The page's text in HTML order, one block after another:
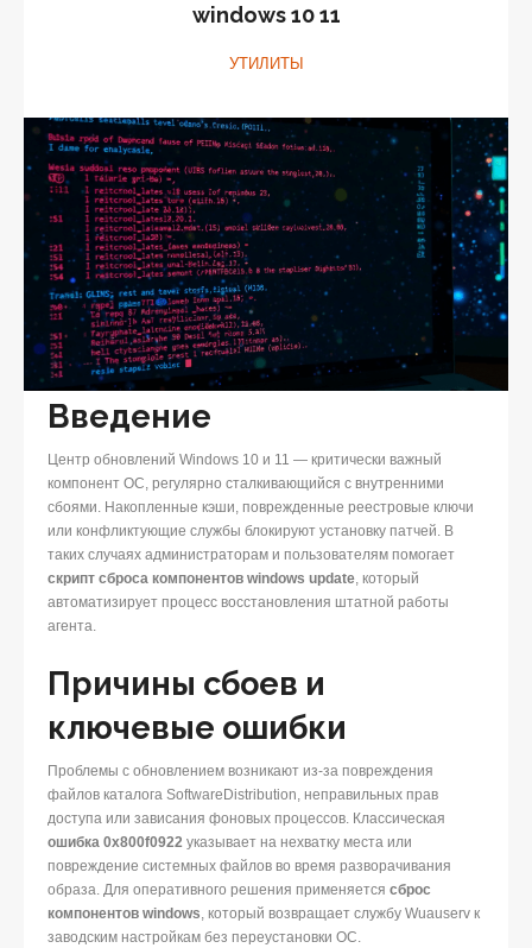
windows 10 11
УТИЛИТЫ
Введение
Центр обновлений Windows 10 и 11 — критически важный
компонент ОС, регулярно сталкивающийся с внутренними
сбоями. Накопленные кэши, поврежденные реестровые ключи
или конфликтующие службы блокируют установку патчей. В
таких случаях администраторам и пользователям помогает
скрипт сброса компонентов windows update, который
автоматизирует процесс восстановления штатной работы
агента.
Причины сбоев и
ключевые ошибки
Проблемы с обновлением возникают из-за повреждения
файлов каталога SoftwareDistribution, неправильных прав
доступа или зависания фоновых процессов. Классическая
ошибка 0x800f0922 указывает на нехватку места или
повреждение системных файлов во время разворачивания
образа. Для оперативного решения применяется сброс
компонентов windows, который возвращает службу Wuauserv к
заводским настройкам без переустановки ОС.